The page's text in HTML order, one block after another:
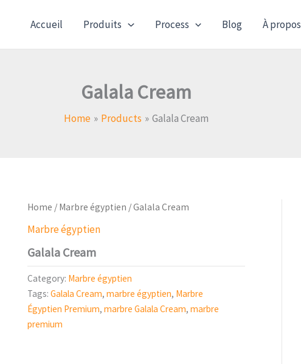
Accueil Produits Process Blog À propos
Galala Cream
Home Products Galala Cream
Home / Marbre égyptien / Galala Cream
Marbre égyptien
Galala Cream
Category: Marbre égyptien
Tags: Galala Cream, marbre égyptien, Marbre
Égyptien Premium, marbre Galala Cream, marbre
premium